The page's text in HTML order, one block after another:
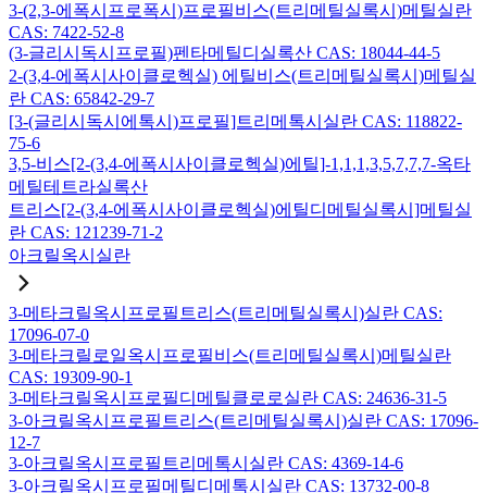
3-(2,3-에폭시프로폭시)프로필비스(트리메틸실록시)메틸실란
CAS: 7422-52-8
(3-글리시독시프로필)펜타메틸디실록산 CAS: 18044-44-5
2-(3,4-에폭시사이클로헥실) 에틸비스(트리메틸실록시)메틸실
란 CAS: 65842-29-7
[3-(글리시독시에톡시)프로필]트리메톡시실란 CAS: 118822-
75-6
3,5-비스[2-(3,4-에폭시사이클로헥실)에틸]-1,1,1,3,5,7,7,7-옥타
메틸테트라실록산
트리스[2-(3,4-에폭시사이클로헥실)에틸디메틸실록시]메틸실
란 CAS: 121239-71-2
아크릴옥시실란
3-메타크릴옥시프로필트리스(트리메틸실록시)실란 CAS:
17096-07-0
3-메타크릴로일옥시프로필비스(트리메틸실록시)메틸실란
CAS: 19309-90-1
3-메타크릴옥시프로필디메틸클로로실란 CAS: 24636-31-5
3-아크릴옥시프로필트리스(트리메틸실록시)실란 CAS: 17096-
12-7
3-아크릴옥시프로필트리메톡시실란 CAS: 4369-14-6
3-아크릴옥시프로필메틸디메톡시실란 CAS: 13732-00-8